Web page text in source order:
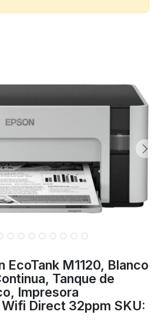
EcoTank M1120, Blanco
Tanque de
Impresora
Direct 32ppm SKU: